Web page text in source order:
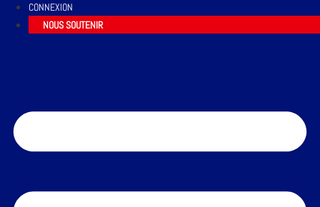
CONNEXION
NOUS SOUTENIR